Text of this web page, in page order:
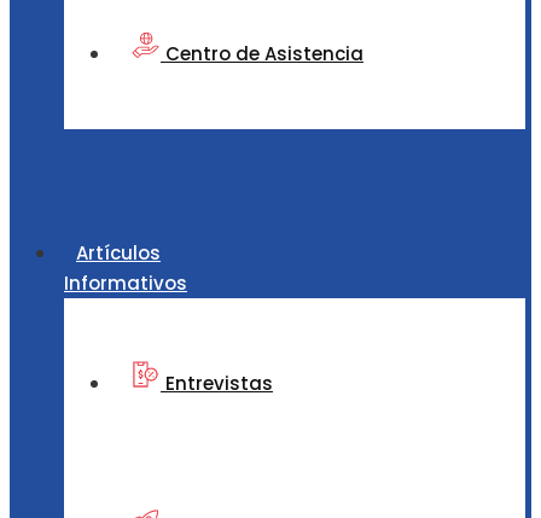
Centro de Asistencia
Artículos
Informativos
Entrevistas